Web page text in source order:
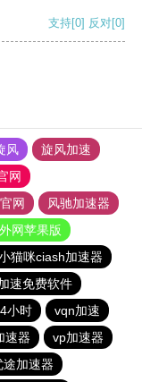
支持[0] 反对[0]
风
旋风加速
网
网
风驰加速器
网苹果版
猫咪ciash加速器
速免费软件
小时
vqn加速
速器
vp加速器
途加速器